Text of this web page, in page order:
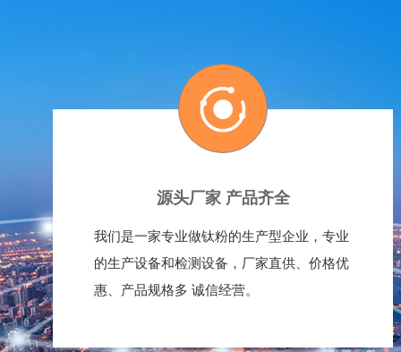
源头厂家 产品齐全
我们是一家专业做钛粉的生产型企业，专业
的生产设备和检测设备，厂家直供、价格优
惠、产品规格多 诚信经营。